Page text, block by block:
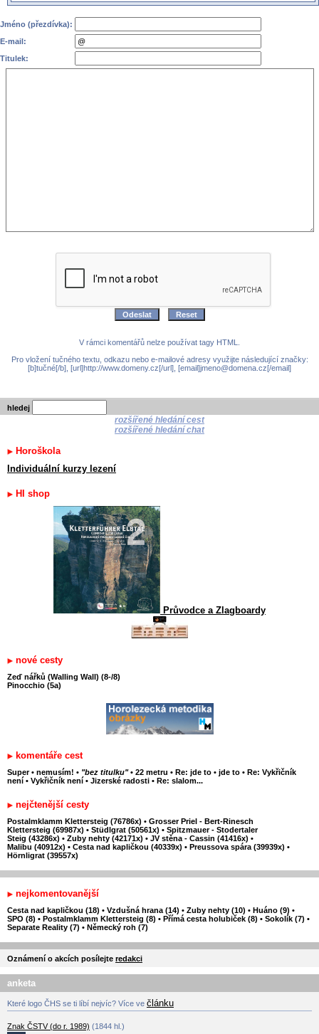
Jméno (přezdívka):
E-mail:
Titulek:
V rámci komentářů nelze používat tagy HTML.
Pro vložení tučného textu, odkazu nebo e-mailové adresy využijte následující značky:
[b]tučné[/b], [url]http://www.domeny.cz[/url], [email]jmeno@domena.cz[/email]
hledej
rozšířené hledání cest
rozšířené hledání chat
Horoškola
Individuální kurzy lezení
HI shop
Průvodce a Zlagboardy
nové cesty
Zeď nářků (Walling Wall) (8-/8)
Pinocchio (5a)
komentáře cest
Super • nemusím! • "bez titulku" • 22 metru • Re: jde to • jde to • Re: Vykřičník
není • Vykřičník není • Jizerské radosti • Re: slalom...
nejčtenější cesty
Postalmklamm Klettersteig (76786x) • Grosser Priel - Bert-Rinesch
Klettersteig (69987x) • Stüdlgrat (50561x) • Spitzmauer - Stodertaler
Steig (43286x) • Zuby nehty (42171x) • JV stěna - Cassin (41416x) •
Malibu (40912x) • Cesta nad kapličkou (40339x) • Preussova spára (39939x) •
Hörnligrat (39557x)
nejkomentovanější
Cesta nad kapličkou (18) • Vzdušná hrana (14) • Zuby nehty (10) • Huáno (9) •
SPO (8) • Postalmklamm Klettersteig (8) • Přímá cesta holubiček (8) • Sokolík (7) •
Separate Reality (7) • Německý roh (7)
Oznámení o akcích posílejte redakci
anketa
Které logo ČHS se ti líbí nejvíc? Více ve článku
Znak ČSTV (do r. 1989) (1844 hl.)